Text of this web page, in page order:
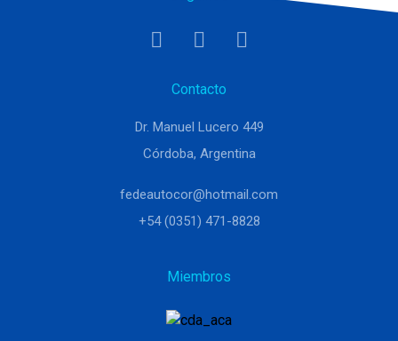
Contacto
Dr. Manuel Lucero 449
Córdoba, Argentina
fedeautocor@hotmail.com
+54 (0351) 471-8828
Miembros